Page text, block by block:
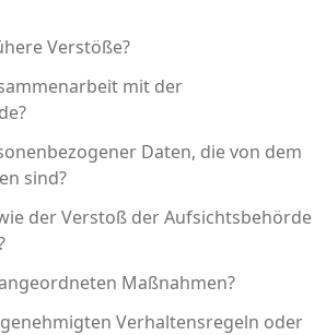
Verstöße?
mit der
Daten, die von dem
sind?
der Verstoß der Aufsichtsbehörde
Maßnahmen?
Verhaltensregeln oder